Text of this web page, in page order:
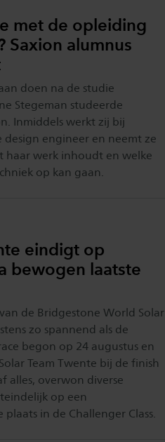
met de opleiding
Saxion alumnus
doen na de studie
Stegeman studeerde
Inmiddels werkt zij bij
design engineer en neemt ze
haar werk inhoudt en welke
op kan gaan.
eindigt op
bewogen laatste
de Bridgestone World Solar
zo spannend als de
begon op 24 augustus en
Team Twente bij de finish
alles, overwon diverse
op een
in de Challenger Class.